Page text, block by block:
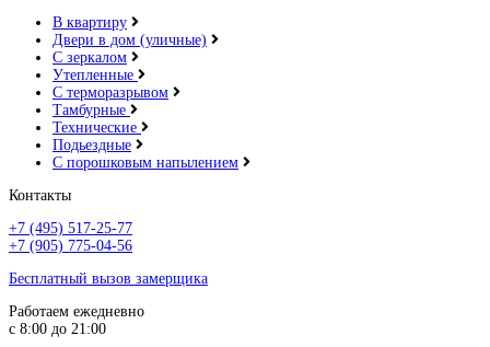
В квартиру
Двери в дом (уличные)
С зеркалом
Утепленные
С терморазрывом
Тамбурные
Технические
Подьездные
С порошковым напылением
Контакты
+7 (495) 517-25-77
+7 (905) 775-04-56
Бесплатный вызов замерщика
Работаем ежедневно
с 8:00 до 21:00